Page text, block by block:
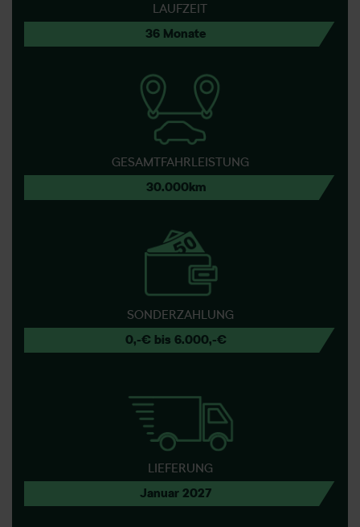
LAUFZEIT
36 Monate
GESAMTFAHRLEISTUNG
30.000km
SONDERZAHLUNG
0,-€ bis 6.000,-€
LIEFERUNG
Januar 2027